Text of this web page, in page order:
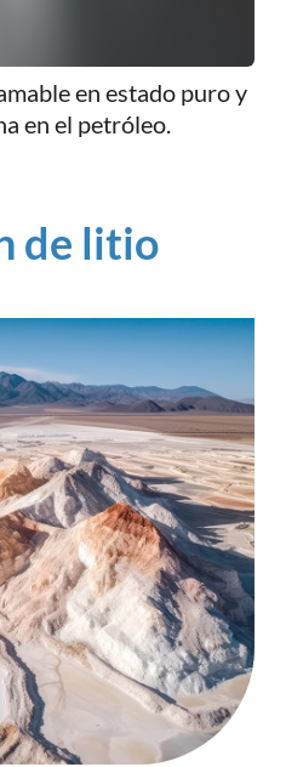
en estado puro y
en el petróleo.
de litio